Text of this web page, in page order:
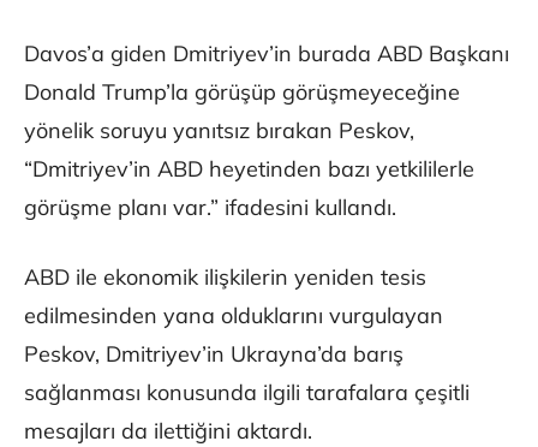
Davos’a giden Dmitriyev’in burada ABD Başkanı
Donald Trump’la görüşüp görüşmeyeceğine
yönelik soruyu yanıtsız bırakan Peskov,
“Dmitriyev’in ABD heyetinden bazı yetkililerle
görüşme planı var.” ifadesini kullandı.
ABD ile ekonomik ilişkilerin yeniden tesis
edilmesinden yana olduklarını vurgulayan
Peskov, Dmitriyev’in Ukrayna’da barış
sağlanması konusunda ilgili tarafalara çeşitli
mesajları da ilettiğini aktardı.